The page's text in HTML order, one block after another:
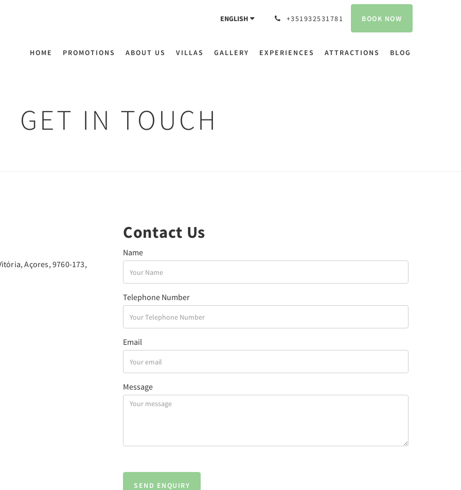
ENGLISH +351932531781 BOOK NOW
HOME PROMOTIONS ABOUT US VILLAS GALLERY EXPERIENCES ATTRACTIONS BLOG
GET IN TOUCH
Açores, 9760-173,
Contact Us
Name
Telephone Number
Email
Message